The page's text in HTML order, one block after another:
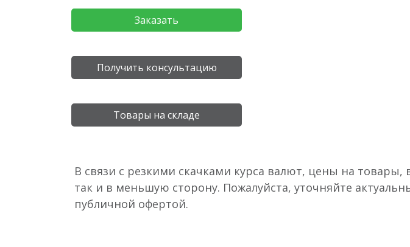
Заказать
Получить консультацию
Товары на складе
В связи с резкими скачками курса валют, цены на
так и в меньшую сторону. Пожалуйста, уточняйте
публичной офертой.